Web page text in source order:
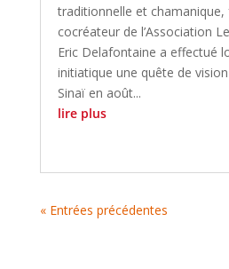
traditionnelle et
cocréateur de l’Association
Eric Delafontaine a effectué
initiatique une quête de
Sinaï en août...
lire plus
« Entrées précédentes